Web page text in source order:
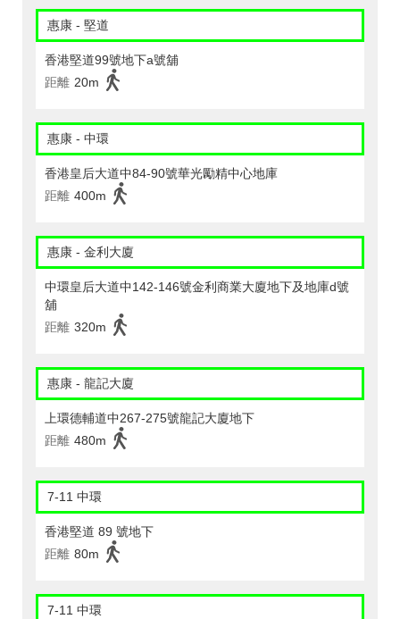
惠康 - 堅道
香港堅道99號地下a號舖
距離 20m
惠康 - 中環
香港皇后大道中84-90號華光勵精中心地庫
距離 400m
惠康 - 金利大廈
中環皇后大道中142-146號金利商業大廈地下及地庫d號
舖
距離 320m
惠康 - 龍記大廈
上環德輔道中267-275號龍記大廈地下
距離 480m
7-11 中環
香港堅道 89 號地下
距離 80m
7-11 中環